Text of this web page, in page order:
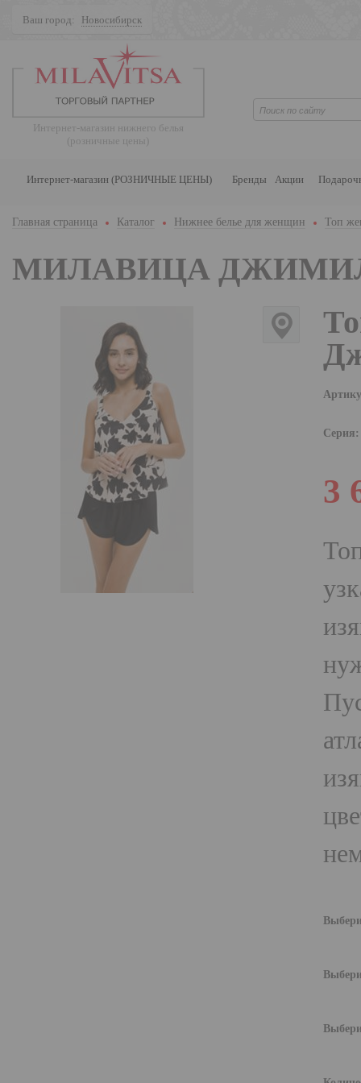
Ваш город: Новосибирск
Интернет-магазин нижнего белья
(розничные цены)
Интернет-магазин (РОЗНИЧНЫЕ ЦЕНЫ) Бренды Акции
Главная страница Каталог Нижнее белье для женщин Топ
МИЛАВИЦА
Серия:
3